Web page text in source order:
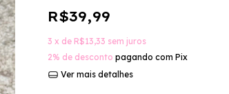
R$39,99
3 x de R$13,33 sem juros
2% de desconto pagando com Pix
Ver mais detalhes